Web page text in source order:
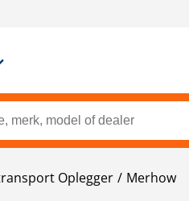
Oplegger Merhow